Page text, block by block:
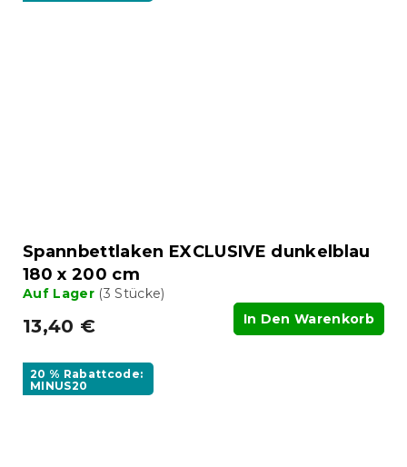
Spannbettlaken EXCLUSIVE dunkelblau
180 x 200 cm
Auf Lager (3 Stücke)
13,40 € In Den Warenkorb
20 % Rabattcode:
MINUS20